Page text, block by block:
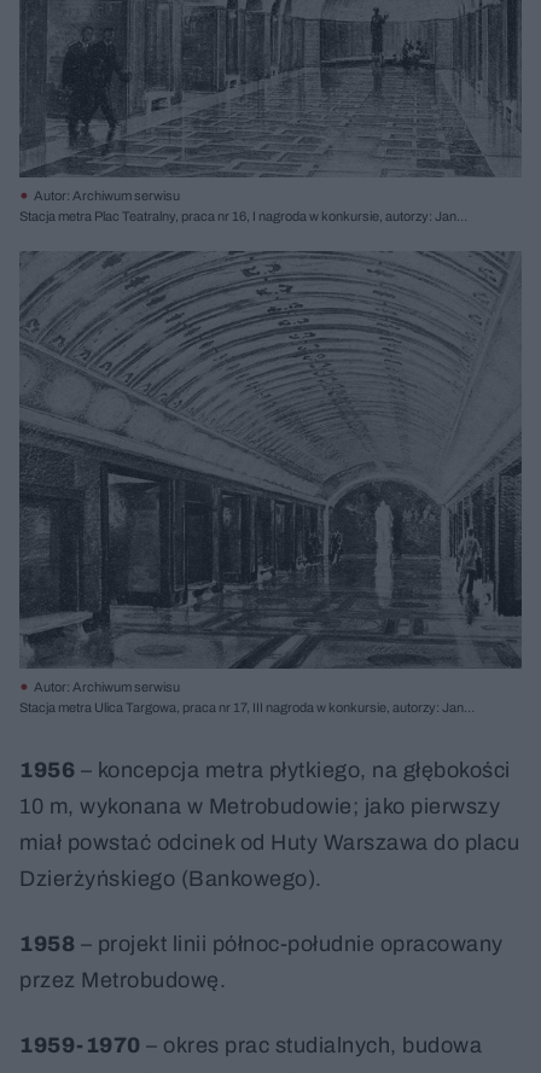
Autor: Archiwum serwisu
Stacja metra Plac Teatralny, praca nr 16, I nagroda w konkursie, autorzy: Jan
5/1953
Autor: Archiwum serwisu
Stacja metra Ulica Targowa, praca nr 17, III nagroda w konkursie, autorzy: Jan
1956 – koncepcja metra płytkiego, na głębokości
10 m, wykonana w Metrobudowie; jako pierwszy
miał powstać odcinek od Huty Warszawa do placu
Dzierżyńskiego (Bankowego).
1958 – projekt linii północ-południe opracowany
przez Metrobudowę.
1959-1970 – okres prac studialnych, budowa